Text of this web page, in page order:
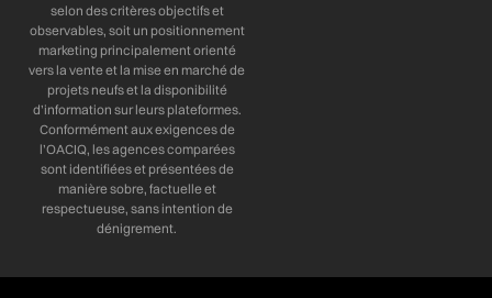
selon des critères objectifs et
observables, soit un positionnement
marketing principalement orienté
vers la vente et la mise en marché de
projets neufs et la disponibilité
d’information sur leurs plateformes.
Conformément aux exigences de
l’OACIQ, les agences comparées
sont identifiées et présentées de
manière sobre, factuelle et
respectueuse, sans intention de
dénigrement.